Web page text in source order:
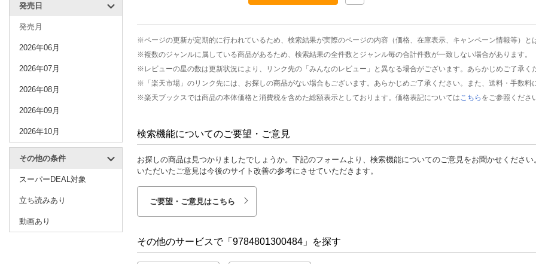
発売日
発売月
2026年06月
2026年07月
2026年08月
2026年09月
2026年10月
その他の条件
スーパーDEAL対象
立ち読みあり
動画あり
※ページの更新が定期的に行われているため、検索結果が実際のページの内容（価格、在庫表示、キャンペーン情報等）と
※複数のジャンルに属している商品があるため、検索結果の全件数とジャンル毎の合計件数が一致しない場合があります。
※レビューの星の数は更新状況により、リンク先の「みんなのレビュー」と異なる場合がございます。あらかじめご了承く
※「楽天市場」のリンク先には、お探しの商品がない場合もございます。あらかじめご了承ください。また、送料・手数料
※楽天ブックスでは商品の本体価格と消費税を含めた総額表示としております。価格表記については こちら をご参照くださ
検索機能についてのご要望・ご意見
お探しの商品は見つかりましたでしょうか。下記のフォームより、検索機能についてのご意見をお聞かせください
いただいたご意見は今後のサイト改善の参考にさせていただきます。
ご要望・ご意見はこちら
その他のサービスで「9784801300484」を探す